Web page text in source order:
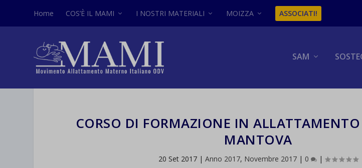
Home COS’È IL MAMI I NOSTRI MATERIALI MOIZZA ASSOCIATI!
SAM
CORSO DI FORMAZIONE IN
MANTOVA
20 Set 2017| Anno 2017, Novembre 2017| 0 |